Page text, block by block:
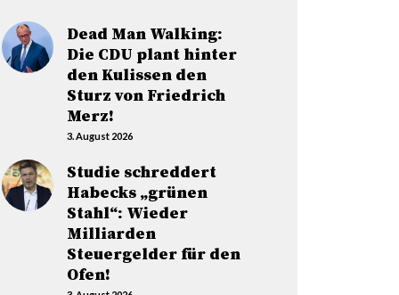
Dead Man Walking:
Die CDU plant hinter
den Kulissen den
Sturz von Friedrich
Merz!
3. August 2026
Studie schreddert
Habecks „grünen
Stahl“: Wieder
Milliarden
Steuergelder für den
Ofen!